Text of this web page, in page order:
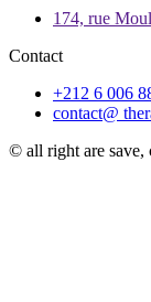
174, rue
Contact
+212 6 006
contact@
© all right are save,